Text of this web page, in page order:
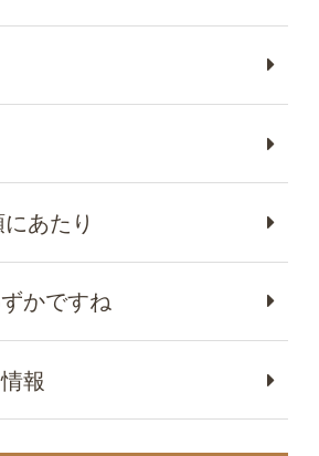
あたり
かですね
報